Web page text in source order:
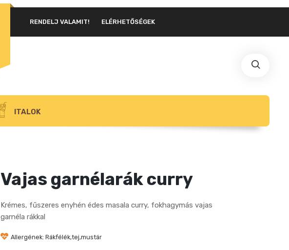
RENDELJ VALAMIT! ELÉRHETŐSÉGEK
ITALOK
Vajas garnélarák curry
Krémes, fűszeres enyhén édes masala curry, fokhagymás vajas
garnéla rákkal
Allergének: Rákfélék,tej,mustár